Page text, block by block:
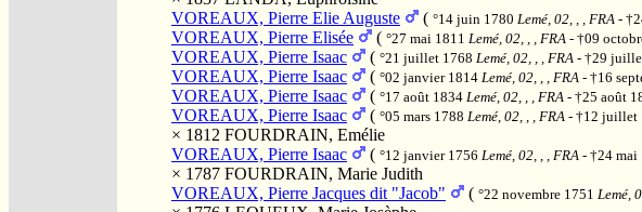
VOREAUX, Pierre Elie Auguste
( °14 juin 1780 Lemé, 02, , , FRA -
VOREAUX, Pierre Elisée
( °27 mai 1811 Lemé, 02, , , FRA - †09
VOREAUX, Pierre Isaac
( °21 juillet 1768 Lemé, 02, , , FRA - †29
VOREAUX, Pierre Isaac
( °02 janvier 1814 Lemé, 02, , , FRA - †16
VOREAUX, Pierre Isaac
( °17 août 1834 Lemé, 02, , , FRA - †25 août
VOREAUX, Pierre Isaac
( °05 mars 1788 Lemé, 02, , , FRA - †12 juillet
× 1812 FOURDRAIN, Emélie
VOREAUX, Pierre Isaac
( °12 janvier 1756 Lemé, 02, , , FRA - †24 mai
× 1787 FOURDRAIN, Marie Judith
VOREAUX, Pierre Jacques dit "Jacob"
( °22 novembre 1751 Lemé,